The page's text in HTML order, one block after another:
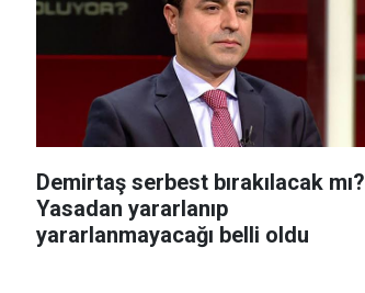
Demirtaş serbest bırakılacak mı?
Yasadan yararlanıp
yararlanmayacağı belli oldu